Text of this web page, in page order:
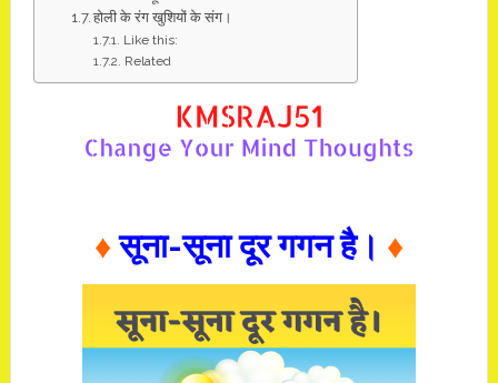
होली के रंग खुशियों के संग।
Like this:
Related
♦सूना-सूना दूर गगन है। ♦